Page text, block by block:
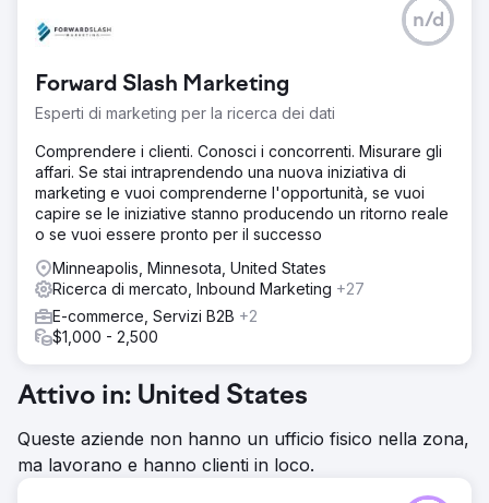
Forward Slash Marketing
Esperti di marketing per la ricerca dei dati
n/d
Comprendere i clienti. Conosci i concorrenti. Misurare gli
affari. Se stai intraprendendo una nuova iniziativa di
marketing e vuoi comprenderne l'opportunità, se vuoi
capire se le iniziative stanno producendo un ritorno reale
o se vuoi essere pronto per il successo
Minneapolis, Minnesota, United States
Ricerca di mercato, Inbound Marketing +27
E-commerce, Servizi B2B +2
$1,000 - 2,500
Attivo in: United States
Queste aziende non hanno un ufficio fisico nella zona,
ma lavorano e hanno clienti in loco.